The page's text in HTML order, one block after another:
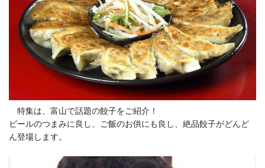
特集は、富山で話題の餃子をご紹介！
ビールのつまみに良し、ご飯のお供にも良し、絶品餃子がどんど
ん登場します。